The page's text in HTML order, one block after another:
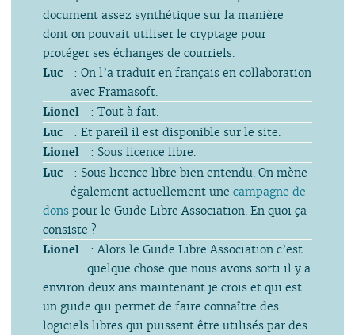
document assez synthétique sur la manière
dont on pouvait utiliser le cryptage pour
protéger ses échanges de courriels.
Luc
: On l’a traduit en français en collaboration
avec Framasoft.
Lionel
: Tout à fait.
Luc
: Et pareil il est disponible sur le site.
Lionel
: Sous licence libre.
Luc
: Sous licence libre bien entendu. On mène
également actuellement unecampagne de
dons pour le Guide Libre Association. En quoi ça
consiste ?
Lionel
: Alors le Guide Libre Association c’est
quelque chose que nous avons sorti il y a
environ deux ans maintenant je crois et qui est
un guide qui permet de faire connaître des
logiciels libres qui puissent être utilisés par des